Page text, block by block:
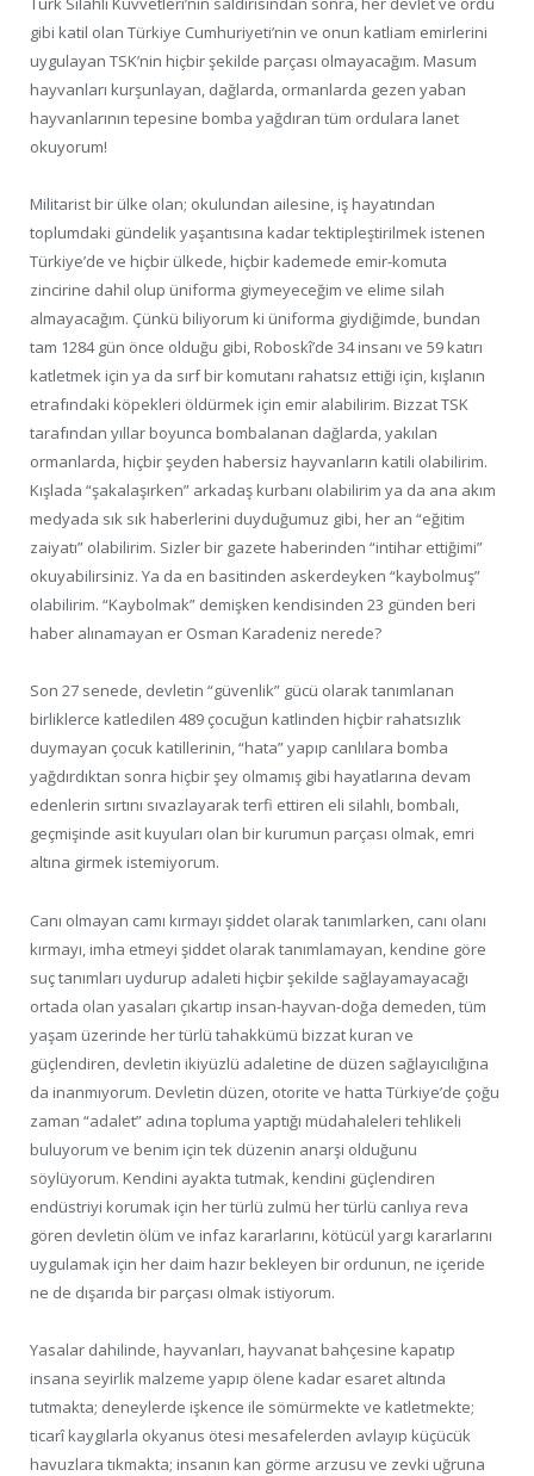
gibi katil olan Türkiye Cumhuriyeti’nin ve onun katliam emirlerini
uygulayan TSK’nin hiçbir şekilde parçası olmayacağım. Masum
hayvanları kurşunlayan, dağlarda, ormanlarda gezen yaban
hayvanlarının tepesine bomba yağdıran tüm ordulara lanet
okuyorum!
Militarist bir ülke olan; okulundan ailesine, iş hayatından
toplumdaki gündelik yaşantısına kadar tektipleştirilmek istenen
Türkiye’de ve hiçbir ülkede, hiçbir kademede emir-komuta
zincirine dahil olup üniforma giymeyeceğim ve elime silah
almayacağım. Çünkü biliyorum ki üniforma giydiğimde, bundan
tam 1284 gün önce olduğu gibi, Roboskî’de 34 insanı ve 59 katırı
katletmek için ya da sırf bir komutanı rahatsız ettiği için, kışlanın
etrafındaki köpekleri öldürmek için emir alabilirim. Bizzat TSK
tarafından yıllar boyunca bombalanan dağlarda, yakılan
ormanlarda, hiçbir şeyden habersiz hayvanların katili olabilirim.
Kışlada “şakalaşırken” arkadaş kurbanı olabilirim ya da ana akım
medyada sık sık haberlerini duyduğumuz gibi, her an “eğitim
zaiyatı” olabilirim. Sizler bir gazete haberinden “intihar ettiğimi”
okuyabilirsiniz. Ya da en basitinden askerdeyken “kaybolmuş”
olabilirim. “Kaybolmak” demişken kendisinden 23 günden beri
haber alınamayan er Osman Karadeniz nerede?
Son 27 senede, devletin “güvenlik” gücü olarak tanımlanan
birliklerce katledilen 489 çocuğun katlinden hiçbir rahatsızlık
duymayan çocuk katillerinin, “hata” yapıp canlılara bomba
yağdırdıktan sonra hiçbir şey olmamış gibi hayatlarına devam
edenlerin sırtını sıvazlayarak terfi ettiren eli silahlı, bombalı,
geçmişinde asit kuyuları olan bir kurumun parçası olmak, emri
altına girmek istemiyorum.
Canı olmayan camı kırmayı şiddet olarak tanımlarken, canı olanı
kırmayı, imha etmeyi şiddet olarak tanımlamayan, kendine göre
suç tanımları uydurup adaleti hiçbir şekilde sağlayamayacağı
ortada olan yasaları çıkartıp insan-hayvan-doğa demeden, tüm
yaşam üzerinde her türlü tahakkümü bizzat kuran ve
güçlendiren, devletin ikiyüzlü adaletine de düzen sağlayıcılığına
da inanmıyorum. Devletin düzen, otorite ve hatta Türkiye’de çoğu
zaman “adalet” adına topluma yaptığı müdahaleleri tehlikeli
buluyorum ve benim için tek düzenin anarşi olduğunu
söylüyorum. Kendini ayakta tutmak, kendini güçlendiren
endüstriyi korumak için her türlü zulmü her türlü canlıya reva
gören devletin ölüm ve infaz kararlarını, kötücül yargı kararlarını
uygulamak için her daim hazır bekleyen bir ordunun, ne içeride
ne de dışarıda bir parçası olmak istiyorum.
Yasalar dahilinde, hayvanları, hayvanat bahçesine kapatıp
insana seyirlik malzeme yapıp ölene kadar esaret altında
tutmakta; deneylerde işkence ile sömürmekte ve katletmekte;
ticarî kaygılarla okyanus ötesi mesafelerden avlayıp küçücük
havuzlara tıkmakta; insanın kan görme arzusu ve zevki uğruna